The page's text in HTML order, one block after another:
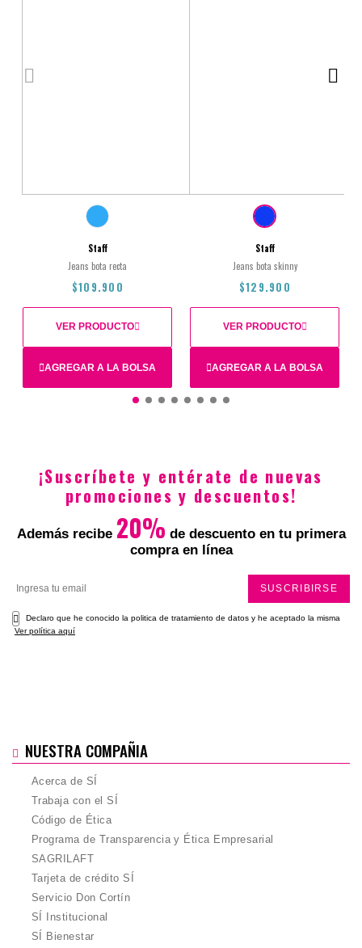
Total
Staff
Jeans bota recta
$109.900
AGREGAR A LA BOLSA
VER PRODUCTO
$109.900
Staff
Jeans bota skinny
$129.900
AGREGAR A LA BOLSA
VER PRODUCTO
$129.900
¡Suscríbete y entérate de nuevas
promociones y descuentos!
Además recibe 20% de descuento en tu primera
compra en línea
SUSCRIBIRSE
Declaro que he conocido la politica de tratamiento de datos y he aceptado la misma
Ver política aquí
NUESTRA COMPAÑIA
Acerca de SÍ
Trabaja con el SÍ
Código de Ética
Programa de Transparencia y Ética Empresarial
SAGRILAFT
Tarjeta de crédito SÍ
Servicio Don Cortín
SÍ Institucional
SÍ Bienestar